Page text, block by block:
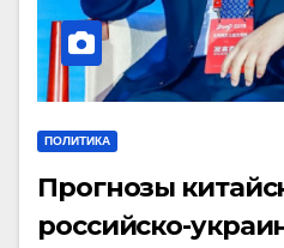
ПОЛИТИКА
Прогнозы
российско-